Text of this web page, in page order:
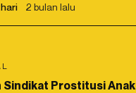
2 bulan lalu
Sindikat Prostitusi Anak